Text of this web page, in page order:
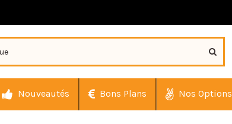
Nouveautés Bons Plans Nos Options